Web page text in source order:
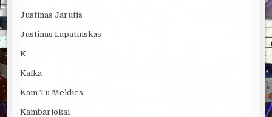
Justinas Jarutis
Justinas Lapatinskas
K
Kafka
Kam Tu Meldies
Kambariokai